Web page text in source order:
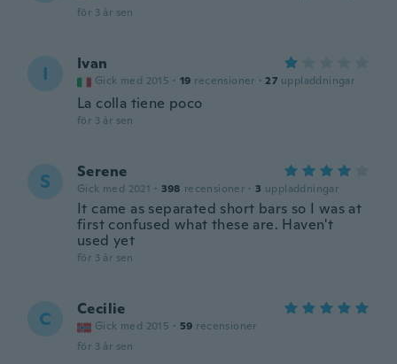
för 3 år sen
I Ivan
Gick med 2015 · 19 recensioner · 27 uppladdningar
La colla tiene poco
för 3 år sen
S Serene
Gick med 2021 · 398 recensioner · 3 uppladdningar
It came as separated short bars so I was at
first confused what these are. Haven't
used yet
för 3 år sen
C Cecilie
Gick med 2015 · 59 recensioner
för 3 år sen